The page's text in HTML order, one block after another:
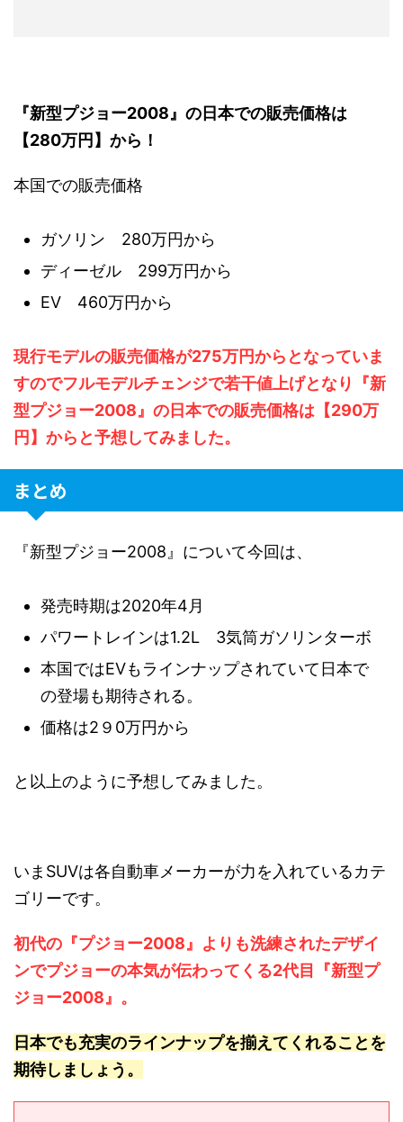
『新型プジョー2008』の日本での販売価格は
【280万円】から！
本国での販売価格
ガソリン 280万円から
ディーゼル 299万円から
EV 460万円から
現行モデルの販売価格が275万円からとなっていま
すのでフルモデルチェンジで若干値上げとなり『新
型プジョー2008』の日本での販売価格は【290万
円】からと予想してみました。
まとめ
『新型プジョー2008』について今回は、
発売時期は2020年4月
パワートレインは1.2L 3気筒ガソリンターボ
本国ではEVもラインナップされていて日本で
の登場も期待される。
価格は2９0万円から
と以上のように予想してみました。
いまSUVは各自動車メーカーが力を入れているカテ
ゴリーです。
初代の『プジョー2008』よりも洗練されたデザイ
ンでプジョーの本気が伝わってくる2代目『新型プ
ジョー2008』。
日本でも充実のラインナップを揃えてくれることを
期待しましょう。